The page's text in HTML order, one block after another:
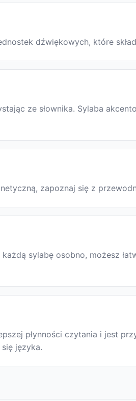
dźwiękowych, które
ze słownika. Sylaba
zapoznaj się z
każdą sylabę osobno, możesz
płynności czytania i jest
języka.